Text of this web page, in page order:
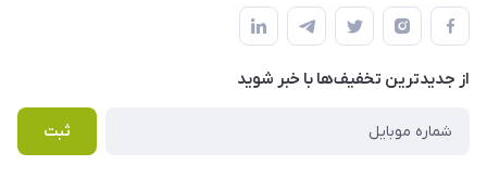
املاک مدنی - نوساز شاپ
لیست محصولات
درباره ما
قوانین و مقررات
حریم خصوصی
راهنما
پرسش های متداول
از جدید‌ترین تخفیف‌ها با‌ خبر شوید
ثبت